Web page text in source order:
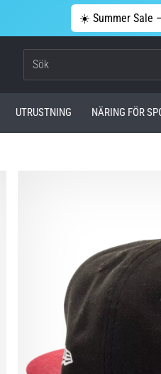
☀️ Summer Sale
UTRUSTNING NÄRING FÖR